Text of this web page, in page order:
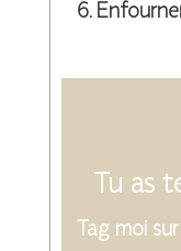
Tu as
Tag moi